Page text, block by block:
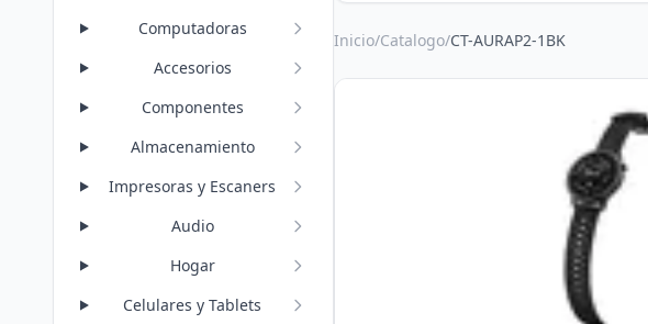
Computadoras
Accesorios
Componentes
Almacenamiento
Impresoras y Escaners
Audio
Hogar
Celulares y Tablets
Inicio/Catalogo/CT-AURAP2-1BK